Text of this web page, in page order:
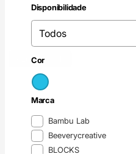
Disponibilidade
Disponibilidade
Disponibilidade
Cor
Cor
Azul claro
Marca
MarcaBambu Lab
Beeverycreative
BLOCKS